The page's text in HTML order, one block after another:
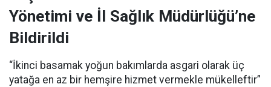
Yönetimi ve İl Sağlık Müdürlüğü’ne
Bildirildi
“İkinci basamak yoğun bakımlarda asgari olarak üç
yatağa en az bir hemşire hizmet vermekle mükelleftir”